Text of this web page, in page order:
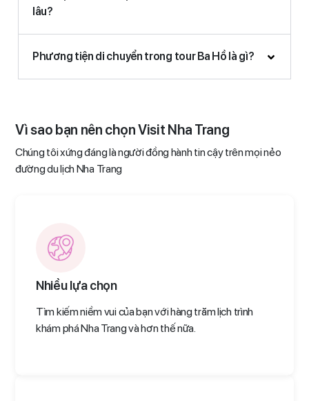
lâu?
Phương tiện di chuyển trong tour Ba Hồ là gì?
Vì sao bạn nên chọn Visit Nha Trang
Chúng tôi xứng đáng là người đồng hành tin cậy trên mọi nẻo
đường du lịch Nha Trang
Nhiều lựa chọn
Tìm kiếm niềm vui của bạn với hàng trăm lịch trình
khám phá Nha Trang và hơn thế nữa.